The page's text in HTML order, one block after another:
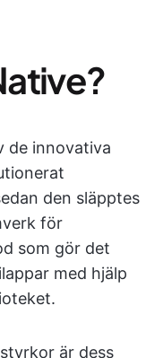
de innovativa
den släpptes
för
som gör det
med hjälp
är dess